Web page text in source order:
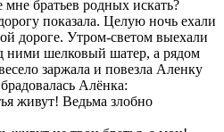
мне братьев родных искать?
показала. Целую ночь ехали
дороге. Утром-светом выехали
ними шелковый шатер, а рядом
заржала и повезла Аленку
Алёнка:
живут! Ведьма злобно